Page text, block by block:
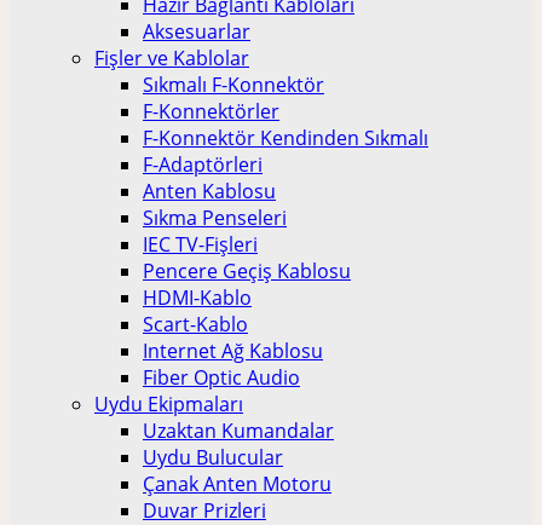
Aksesuarlar
Fişler ve Kablolar
Sıkmalı F-Konnektör
F-Konnektörler
F-Konnektör Kendinden Sıkmalı
F-Adaptörleri
Anten Kablosu
Sıkma Penseleri
IEC TV-Fişleri
Pencere Geçiş Kablosu
HDMI-Kablo
Scart-Kablo
Internet Ağ Kablosu
Fiber Optic Audio
Uydu Ekipmaları
Uzaktan Kumandalar
Uydu Bulucular
Çanak Anten Motoru
Duvar Prizleri